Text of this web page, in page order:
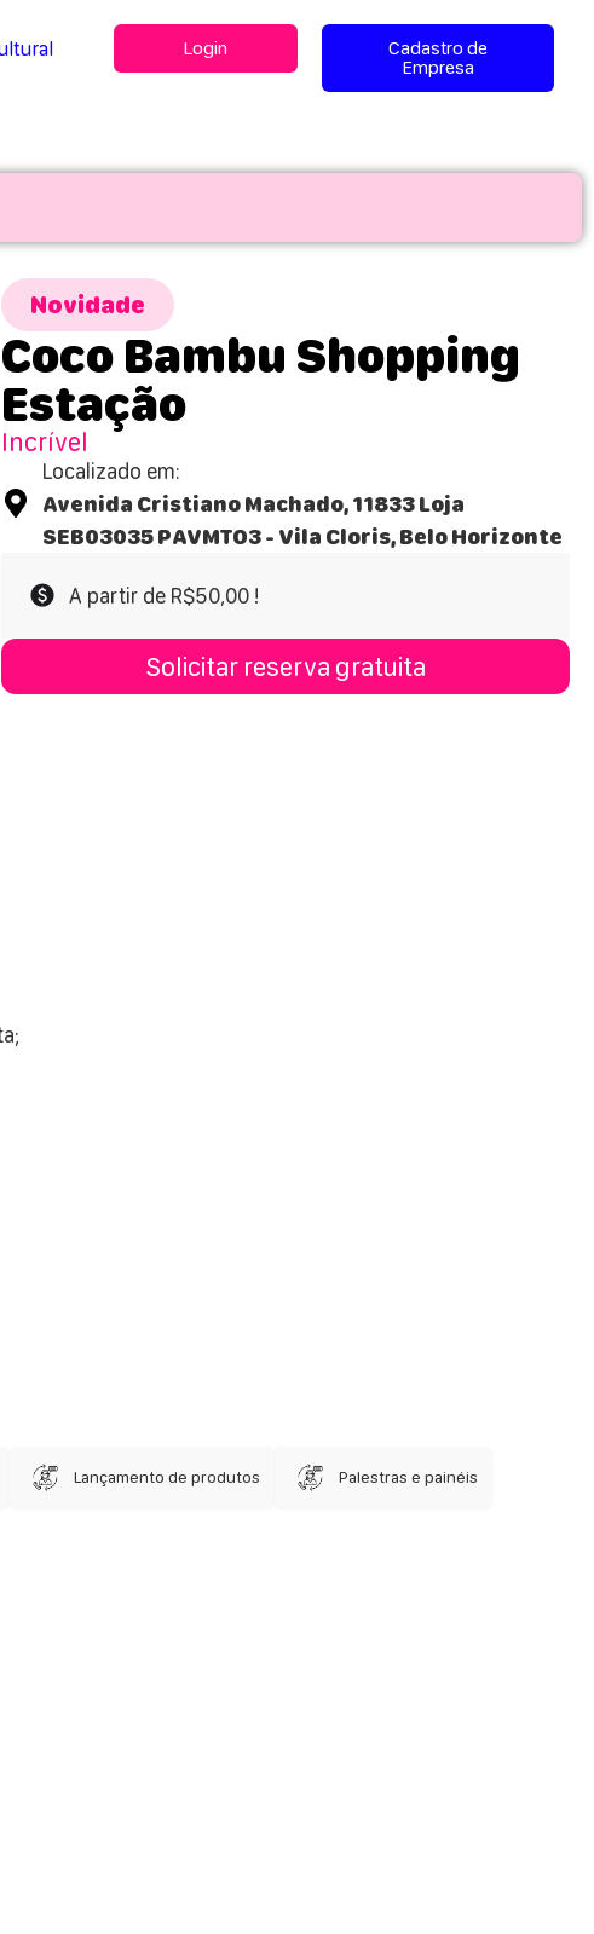
Login
Cadastro de
Empresa
Novidade
Coco Bambu Shopping
Estação
Incrível
Localizado em:
Avenida Cristiano Machado, 11833 Loja
SEB03035 PAVMTO3 - Vila Cloris, Belo Horizonte
A partir de R$50,00 !
Solicitar reserva gratuita
Lançamento de produtos Palestras e painéis